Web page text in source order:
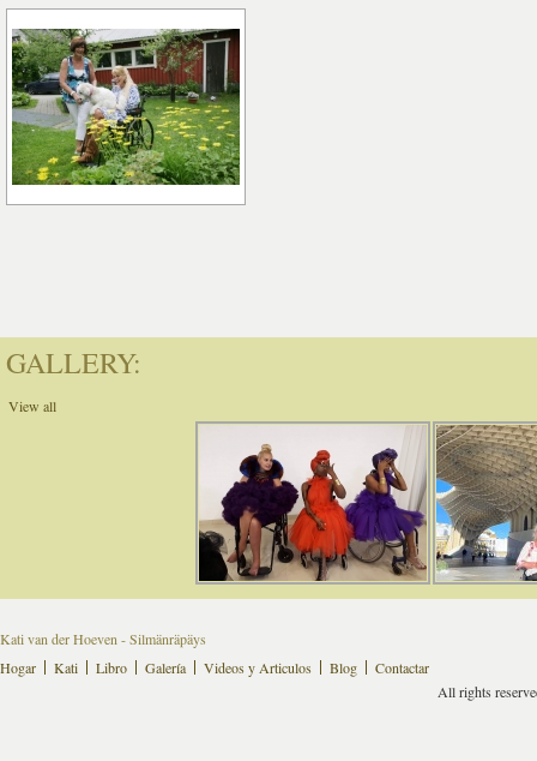
GALLERY:
View all
Kati van der Hoeven - Silmänräpäys
Hogar
Kati Libro Galería Videos y Articulos Blog
Contactar
All rights